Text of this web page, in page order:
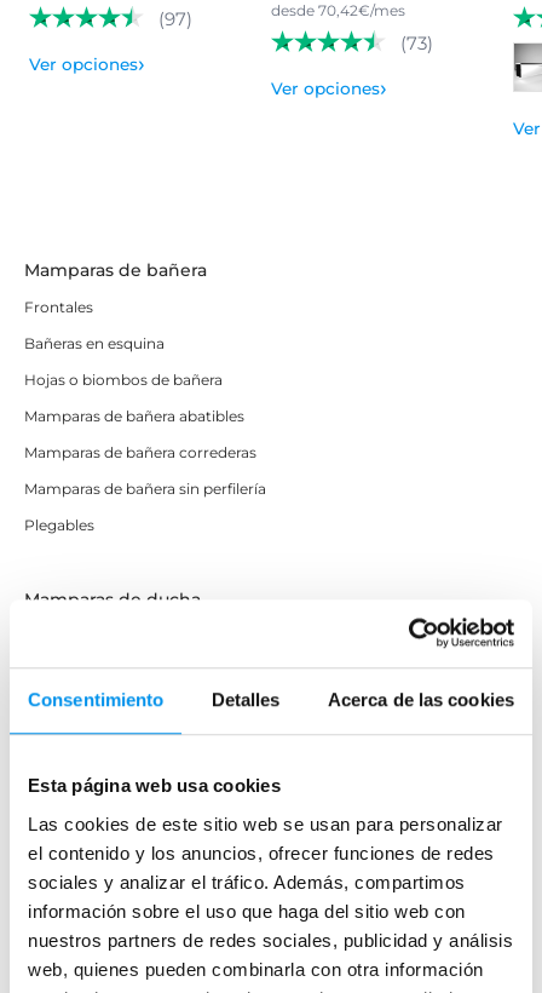
Consentimiento Detalles Acerca de las cookies
Esta página web usa cookies
Las cookies de este sitio web se usan para personalizar
el contenido y los anuncios, ofrecer funciones de redes
sociales y analizar el tráfico. Además, compartimos
información sobre el uso que haga del sitio web con
nuestros partners de redes sociales, publicidad y análisis
web, quienes pueden combinarla con otra información
(97)
Ver opciones›
desde 70,42€/mes
(73)
Ver opciones›
Mamparas de bañera
Frontales
Bañeras en esquina
Hojas o biombos de bañera
Mamparas de bañera abatibles
Mamparas de bañera correderas
Mamparas de bañera sin perfilería
Plegables
Mamparas de ducha
Mamparas cuadradas
Mamparas rectangulares
Semicirculares
Correderas sin perfiles
Apertura abatible
Apertura plegable
Correderas